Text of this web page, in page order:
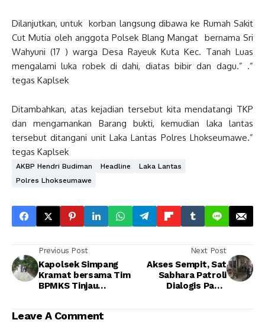
Dilanjutkan, untuk korban langsung dibawa ke Rumah Sakit
Cut Mutia oleh anggota Polsek Blang Mangat bernama Sri
Wahyuni (17 ) warga Desa Rayeuk Kuta Kec. Tanah Luas
mengalami luka robek di dahi, diatas bibir dan dagu.” .”
tegas Kaplsek
Ditambahkan, atas kejadian tersebut kita mendatangi TKP
dan mengamankan Barang bukti, kemudian laka lantas
tersebut ditangani unit Laka Lantas Polres Lhokseumawe.”
tegas Kaplsek
AKBP Hendri Budiman Headline
Laka Lantas
Polres Lhokseumawe
Previous Post
Kapolsek Simpang
Kramat bersama Tim
BPMKS Tinjau
Next Post
Akses Sempit, Sat
Sabhara Patroli
Dialogis Pakai
Leave A Comment